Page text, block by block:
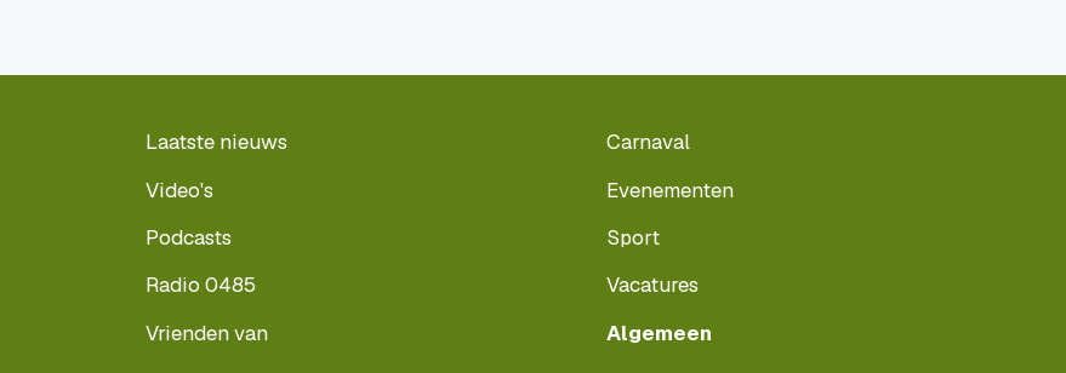
Laatste nieuws
Video's
Podcasts
Radio 0485
Vrienden van
Carnaval
Evenementen
Sport
Vacatures
Algemeen